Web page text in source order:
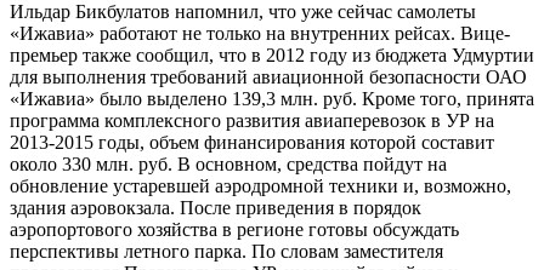
Ильдар Бикбулатов напомнил, что уже сейчас самолеты
«Ижавиа» работают не только на внутренних рейсах. Вице-
премьер также сообщил, что в 2012 году из бюджета Удмуртии
для выполнения требований авиационной безопасности ОАО
«Ижавиа» было выделено 139,3 млн. руб. Кроме того, принята
программа комплексного развития авиаперевозок в УР на
2013-2015 годы, объем финансирования которой составит
около 330 млн. руб. В основном, средства пойдут на
обновление устаревшей аэродромной техники и, возможно,
здания аэровокзала. После приведения в порядок
аэропортового хозяйства в регионе готовы обсуждать
перспективы летного парка. По словам заместителя